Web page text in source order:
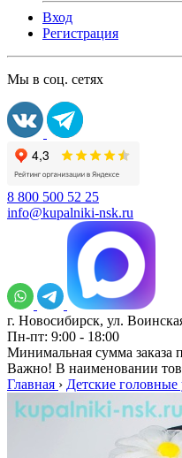
Вход
Регистрация
Мы в соц. сетях
8 800 500 52 25
info@kupalniki-nsk.ru
г. Новосибирск, ул.
Пн-пт: 9:00 - 18:00
Минимальная сумма заказа
Важно! В наименовании
Главная › Детские